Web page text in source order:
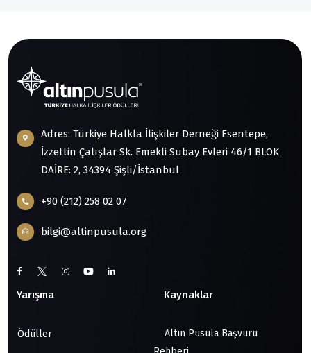
Adres: Türkiye Halkla İlişkiler Derneği Esentepe,
İzzettin Çalışlar Sk. Emekli Subay Evleri 46/1 BLOK
DAİRE: 2, 34394 Şişli/İstanbul
+90 (212) 258 02 07
bilgi@altinpusula.org
Yarışma
Ödüller
Kaynaklar
Altın Pusula Başvuru